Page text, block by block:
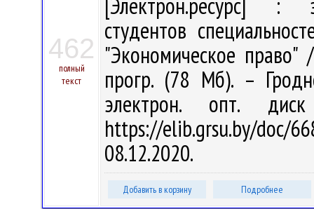
462
полный
текст
студентов
"Экономическое право"
прогр. (78 Мб). –
электрон. опт.
https://elib.grsu.by/
08.12.2020.
Добавить в корзину Подробнее